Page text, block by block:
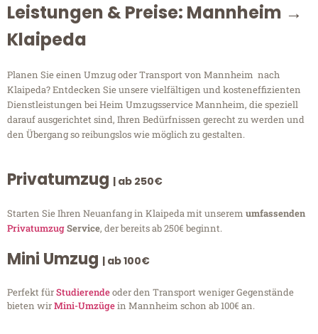
Leistungen & Preise: Mannheim →
Klaipeda
Planen Sie einen Umzug oder Transport von Mannheim nach
Klaipeda? Entdecken Sie unsere vielfältigen und kosteneffizienten
Dienstleistungen bei Heim Umzugsservice Mannheim, die speziell
darauf ausgerichtet sind, Ihren Bedürfnissen gerecht zu werden und
den Übergang so reibungslos wie möglich zu gestalten.
Privatumzug | ab 250€
Starten Sie Ihren Neuanfang in Klaipeda mit unserem umfassenden
PrivatumzugService, der bereits ab 250€ beginnt.
Mini Umzug | ab 100€
Perfekt fürStudierendeoder den Transport weniger Gegenstände
bieten wirMini-Umzügein Mannheim schon ab 100€ an.